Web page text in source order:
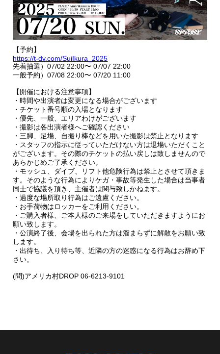
【予約】
https://t-dv.com/SuiIkura_2025
先着抽選）07/02 22:00〜 07/07 22:00
一般予約）07/08 22:00〜 07/20 11:00
【開催における注意事項】
・時間や出演者は変更になる場合がございます
・チケット番号順の入場となります
・優先、一般、エリアわけがございます
・撮影は各出演者様へご確認ください
・三脚、足場、自撮り棒などを用いた撮影は禁止となります
・スタッフの指示に従っていただけない方は退場いただくこと
がございます。その際のチケットの払い戻しは致しませんので
あらかじめご了承ください。
・モッシュ、ダイブ、リフト他危険行為は禁止とさせて頂きま
す。そのような行為によりケガ・事故等発生した場合は当事者
同士で協議を頂き、主催者は関与致しかねます。
・過度な場所取り行為はご遠慮ください。
・お手荷物はロッカーをご利用ください。
・ご購入者様、ご本人様のご来場をしていただきますようにお
願い致します。
・公演終了後、会場を出られた方は溜まらずに解散をお願い致
します。
・出待ち、入り待ち等、近隣の方の迷惑になる行為はお辞め下
さい。
(問)アメリカ村DROP 06-6213-9101